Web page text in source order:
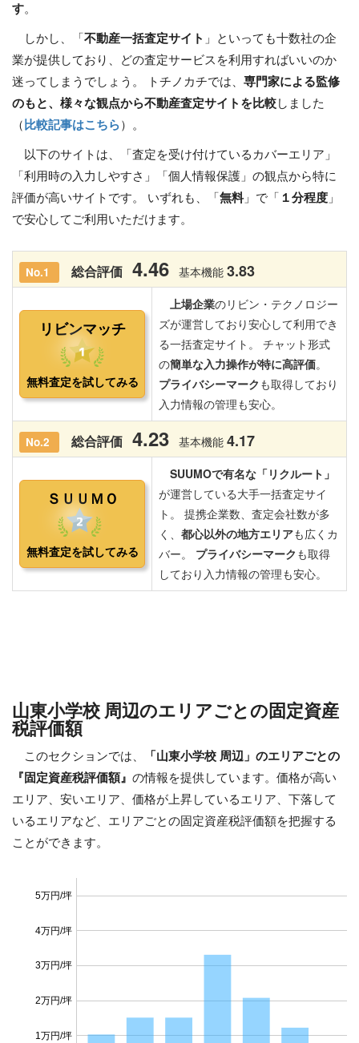
す。
しかし、「 不動産一括査定サイト 」といっても十数社の企
業が提供しており、どの査定サービスを利用すればいいのか
迷ってしまうでしょう。 トチノカチでは、 専門家による監修
のもと、様々な観点から不動産査定サイトを比較 しました
（ 比較記事はこちら ）。
以下のサイトは、「査定を受け付けているカバーエリア」
「利用時の入力しやすさ」「個人情報保護」の観点から特に
評価が高いサイトです。 いずれも、「 無料」で「 １分程度 」
で安心してご利用いただけます。
山東小学校 周辺のエリアごとの固定資産
税評価額
このセクションでは、
「山東小学校 周辺」のエリアごとの
『固定資産税評価額』 の情報を提供しています。価格が高い
エリア、安いエリア、価格が上昇しているエリア、下落して
いるエリアなど、エリアごとの固定資産税評価額を把握する
ことができます。
1万円/坪
2万円/坪
3万円/坪
4万円/坪
5万円/坪